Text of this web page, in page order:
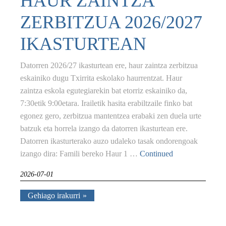
ZERBITZUA 2026/2027
IKASTURTEAN
Datorren 2026/27 ikasturtean ere, haur zaintza zerbitzua
eskainiko dugu Txirrita eskolako haurrentzat. Haur
zaintza eskola egutegiarekin bat etorriz eskainiko da,
7:30etik 9:00etara. Irailetik hasita erabiltzaile finko bat
egonez gero, zerbitzua mantentzea erabaki zen duela urte
batzuk eta horrela izango da datorren ikasturtean ere.
Datorren ikasturterako auzo udaleko tasak ondorengoak
izango dira: Famili bereko Haur 1 … Continued
2026-07-01
Gehiago irakurri